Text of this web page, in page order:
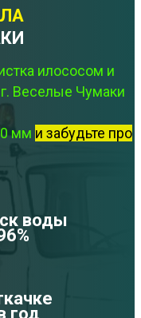
илососом и
Веселые Чумаки
мм и забудьте про
воды
год